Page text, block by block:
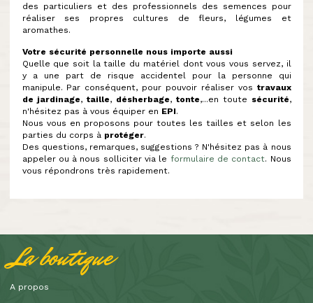
des particuliers et des professionnels des semences pour
réaliser ses propres cultures de fleurs, légumes et
aromathes.
Votre sécurité personnelle nous importe aussi
Quelle que soit la taille du matériel dont vous vous servez, il
y a une part de risque accidentel pour la personne qui
manipule. Par conséquent, pour pouvoir réaliser vos travaux
de jardinage,taille, désherbage, tonte,...en toute sécurité,
n'hésitez pas à vous équiper en EPI.
Nous vous en proposons pour toutes les tailles et selon les
parties du corps à protéger.
Des questions, remarques, suggestions ? N'hésitez pas à nous
appeler ou à nous solliciter via le formulaire de contact. Nous
vous répondrons très rapidement.
La boutique
A propos